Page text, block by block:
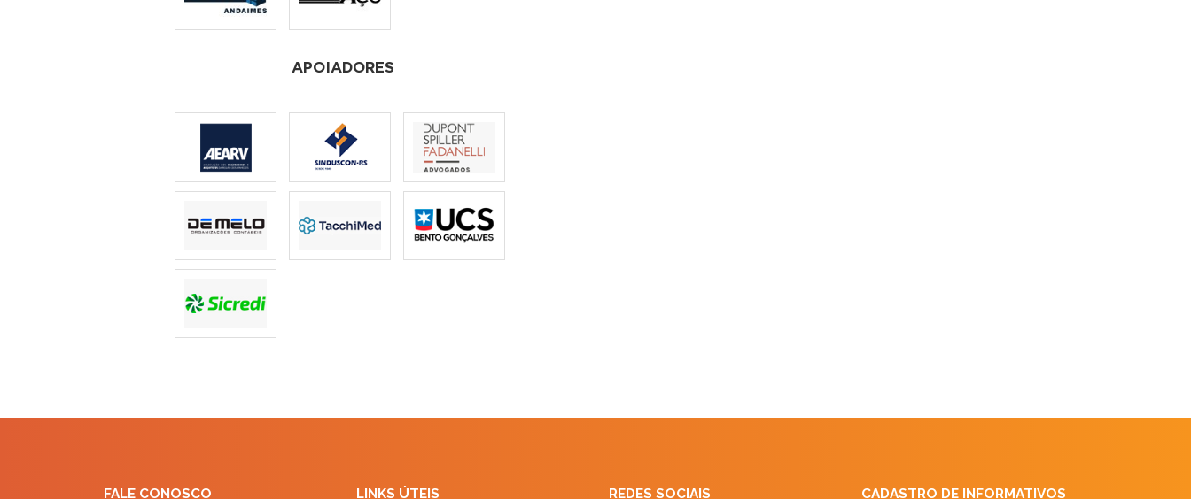
APOIADORES
FALE CONOSCO LINKS ÚTEIS REDES SOCIAIS CADASTRO DE INFORMATIVOS